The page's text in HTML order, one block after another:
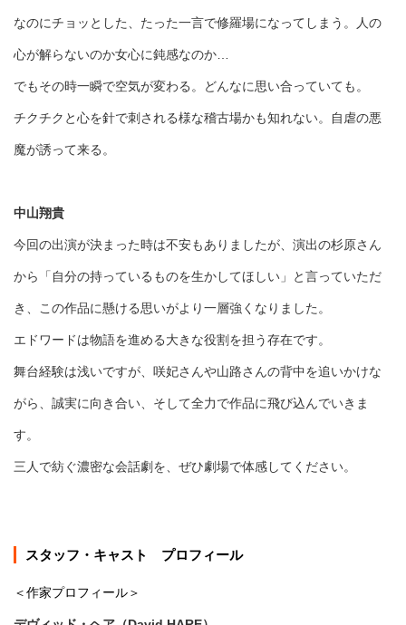
なのにチョッとした、たった一言で修羅場になってしまう。人の
心が解らないのか女心に鈍感なのか…
でもその時一瞬で空気が変わる。どんなに思い合っていても。
チクチクと心を針で刺される様な稽古場かも知れない。自虐の悪
魔が誘って来る。
中山翔貴
今回の出演が決まった時は不安もありましたが、演出の杉原さん
から「自分の持っているものを生かしてほしい」と言っていただ
き、この作品に懸ける思いがより一層強くなりました。
エドワードは物語を進める大きな役割を担う存在です。
舞台経験は浅いですが、咲妃さんや山路さんの背中を追いかけな
がら、誠実に向き合い、そして全力で作品に飛び込んでいきま
す。
三人で紡ぐ濃密な会話劇を、ぜひ劇場で体感してください。
スタッフ・キャスト プロフィール
＜作家プロフィール＞